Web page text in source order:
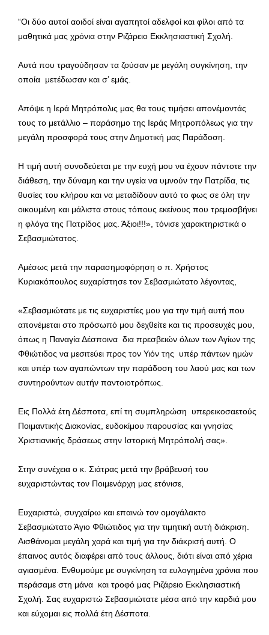
“Οι δύο αυτοί αοιδοί είναι αγαπητοί αδελφοί και φίλοι από τα
μαθητικά μας χρόνια στην Ριζάρειο Εκκλησιαστική Σχολή.
Αυτά που τραγούδησαν τα ζούσαν με μεγάλη συγκίνηση, την
οποία μετέδωσαν και σ’ εμάς.
Απόψε η Ιερά Μητρόπολις μας θα τους τιμήσει απονέμοντάς
τους το μετάλλιο – παράσημο της Ιεράς Μητροπόλεως για την
μεγάλη προσφορά τους στην Δημοτική μας Παράδοση.
Η τιμή αυτή συνοδεύεται με την ευχή μου να έχουν πάντοτε την
διάθεση, την δύναμη και την υγεία να υμνούν την Πατρίδα, τις
θυσίες του κλήρου και να μεταδίδουν αυτό το φως σε όλη την
οικουμένη και μάλιστα στους τόπους εκείνους που τρεμοσβήνει
η φλόγα της Πατρίδος μας. Άξιοι!!!», τόνισε χαρακτηριστικά ο
Σεβασμιώτατος.
Αμέσως μετά την παρασημοφόρηση ο π. Χρήστος
Κυριακόπουλος ευχαρίστησε τον Σεβασμιώτατο λέγοντας,
«Σεβασμιώτατε με τις ευχαριστίες μου για την τιμή αυτή που
απονέμεται στο πρόσωπό μου δεχθείτε και τις προσευχές μου,
όπως η Παναγία Δέσποινα δια πρεσβειών όλων των Αγίων της
Φθιώτιδος να μεσιτεύει προς τον Υιόν της υπέρ πάντων ημών
και υπέρ των αγαπώντων την παράδοση του λαού μας και των
συντηρούντων αυτήν παντοιοτρόπως.
Εις Πολλά έτη Δέσποτα, επί τη συμπληρώση υπερεικοσαετούς
Ποιμαντικής Διακονίας, ευδοκίμου παρουσίας και γνησίας
Χριστιανικής δράσεως στην Ιστορική Μητρόπολή σας».
Στην συνέχεια ο κ. Σιάτρας μετά την βράβευσή του
ευχαριστώντας τον Ποιμενάρχη μας ετόνισε,
Ευχαριστώ, συγχαίρω και επαινώ τον ομογάλακτο
Σεβασμιώτατο Άγιο Φθιώτιδος για την τιμητική αυτή διάκριση.
Αισθάνομαι μεγάλη χαρά και τιμή για την διάκρισή αυτή. Ο
έπαινος αυτός διαφέρει από τους άλλους, διότι είναι από χέρια
αγιασμένα. Ενθυμούμε με συγκίνηση τα ευλογημένα χρόνια που
περάσαμε στη μάνα και τροφό μας Ριζάρειο Εκκλησιαστική
Σχολή. Σας ευχαριστώ Σεβασμιώτατε μέσα από την καρδιά μου
και εύχομαι εις πολλά έτη Δέσποτα.